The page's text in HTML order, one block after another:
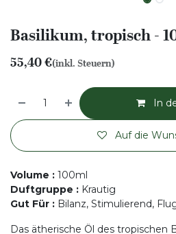
Basilikum, tropisch -
55,40€(inkl. Steuern)
In
Auf die
Volume : 100ml
Duftgruppe : Krautig
Gut Für : Bilanz, Stimulierend,
Das ätherische Öl des tropischen